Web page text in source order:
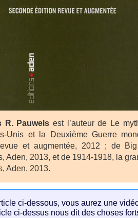
R. Pauwels est l’auteur de Le
Unis et la Deuxième Guerre
et augmentée, 2012 ; de
Aden, 2013, et de 1914-1918, la
Aden, 2013.
ci-dessous, vous aurez une
ci-dessus nous dit des choses